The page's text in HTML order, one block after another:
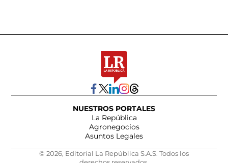
NUESTROS PORTALES
La República
Agronegocios
Asuntos Legales
© 2026, Editorial La República S.A.S. Todos los